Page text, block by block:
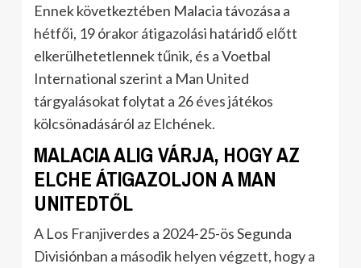
Ennek következtében Malacia távozása a
hétfői, 19 órakor átigazolási határidő előtt
elkerülhetetlennek tűnik, és a Voetbal
International szerint a Man United
tárgyalásokat folytat a 26 éves játékos
kölcsönadásáról az Elchének.
MALACIA ALIG VÁRJA, HOGY AZ
ELCHE ÁTIGAZOLJON A MAN
UNITEDTŐL
A Los Franjiverdes a 2024-25-ös Segunda
Divisiónban a második helyen végzett, hogy a